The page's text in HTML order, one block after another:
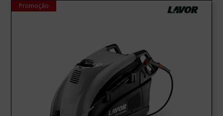
Promoção